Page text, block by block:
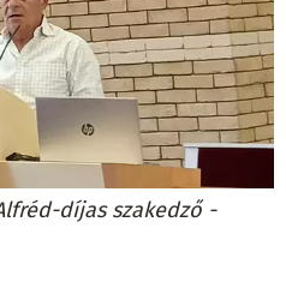
díjas szakedző -